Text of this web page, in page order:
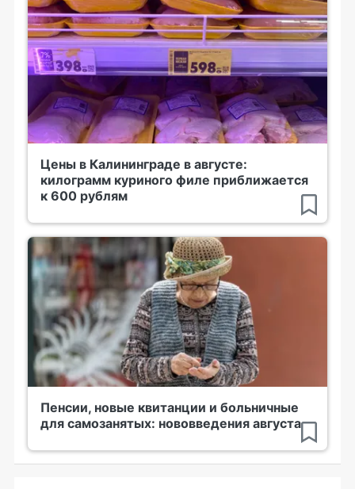
Цены в Калининграде в августе:
килограмм куриного филе приближается
к 600 рублям
Пенсии, новые квитанции и больничные
для самозанятых: нововведения августа